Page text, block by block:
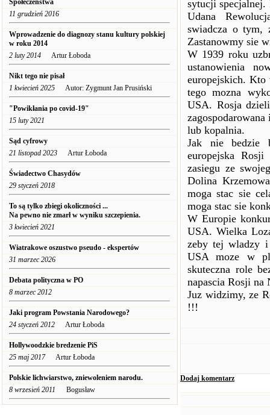
Społeczeństwa
11 grudzień 2016
Wprowadzenie do diagnozy stanu kultury polskiej
w roku 2014
2 luty 2014 Artur Łoboda
Nikt tego nie pisał
1 kwiecień 2025 Autor: Zygmunt Jan Prusiński
"Powikłania po covid-19"
15 luty 2021
Sąd cyfrowy
21 listopad 2023 Artur Łoboda
Świadectwo Chasydów
29 styczeń 2018
To są tylko zbiegi okoliczności ...
Na pewno nie zmarł w wyniku szczepienia.
3 kwiecień 2021
Wiatrakowe oszustwo pseudo - ekspertów
31 marzec 2026
Debata polityczna w PO
8 marzec 2012
Jaki program Powstania Narodowego?
24 styczeń 2012 Artur Łoboda
Hollywoodzkie bredzenie PiS
25 maj 2017Artur Łoboda
Polskie lichwiarstwo, zniewoleniem narodu.
8 wrzesień 2011 Bogusław
sytucji
Udana
swiadcza o tym,
Zastanowmy sie
W 1939 roku
ustanowienia
europejskich. Kto
tego mozna
USA. Rosja
lub kopalnia.
Jak nie bedzie
europejska
zasiegu ze
Dolina
moga stac sie
moga stac sie
W Europie
USA. Wielka
zeby tej wladzy
USA moze w
skuteczna role
napascia Rosji
Juz widzimy, ze
!!!
Dodaj komentarz